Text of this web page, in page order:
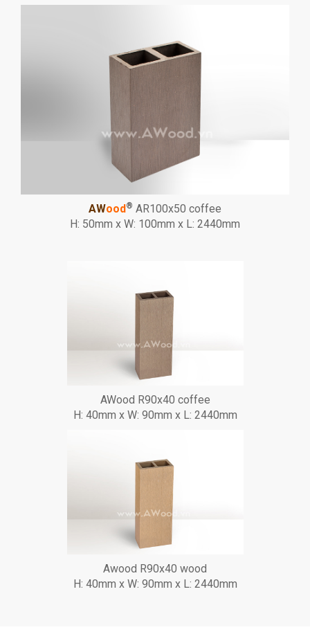
AWood® AR100x50 coffee
H: 50mm x W: 100mm x L: 2440mm
AWood R90x40 coffee
H: 40mm x W: 90mm x L: 2440mm
Awood R90x40 wood
H: 40mm x W: 90mm x L: 2440mm